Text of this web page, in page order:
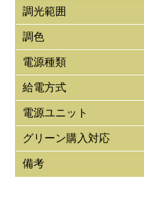
調光範囲
調色
電源種類
給電方式
電源ユニット
グリーン購入対応
備考